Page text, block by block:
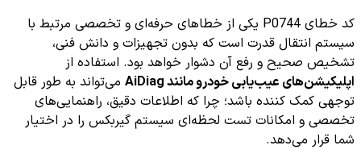
کد خطای P0744 یکی از خطاهای حرفه‌ای و تخصصی مرتبط با
سیستم انتقال قدرت است که بدون تجهیزات و دانش فنی،
تشخیص صحیح و رفع آن دشوار خواهد بود. استفاده از
اپلیکیشن‌های عیب‌یابی خودرو مانند AiDiag
می‌تواند به طور قابل
توجهی کمک کننده باشد؛ چرا که اطلاعات دقیق، راهنمایی‌های
تخصصی و امکانات تست لحظه‌ای سیستم گیربکس را در اختیار
شما قرار می‌دهد.